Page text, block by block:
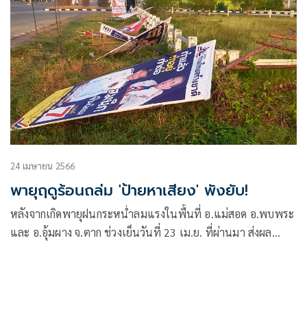
24 เมษายน 2566
พายุฤดูร้อนถล่ม 'ป้ายหาเสียง' พังยับ!
หลังจากเกิดพายุฝนกระหน่ำลมแรงในพื้นที่ อ.แม่สอด อ.พบพระ
และ อ.อุ้มผาง จ.ตาก ช่วงเย็นวันที่ 23 เม.ย. ที่ผ่านมา ส่งผล